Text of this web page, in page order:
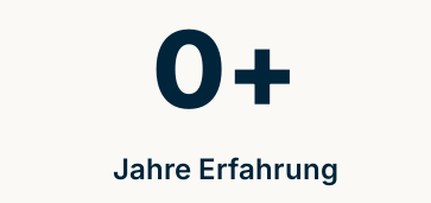
Jahre Erfahrung
0+